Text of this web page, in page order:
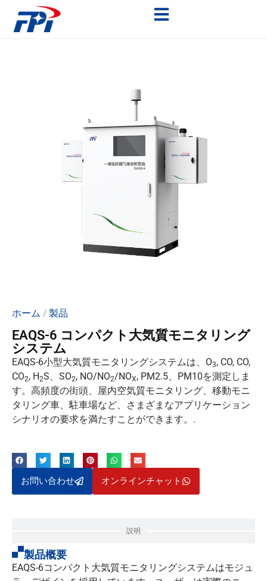
ホーム /製品
EAQS-6 コンパクト大気質モニタリング
システム
EAQS-6小型大気質モニタリングシステムは、O3, CO, CO,
CO2, H2S、SO2, NO/NO2/NOX, PM2.5、PM10を測定しま
す。高頻度の街頭、屋内空気質モニタリング、移動モニ
タリング車、駐車場など、さまざまなアプリケーション
シナリオの要求を満たすことができます。.
お問い合わせ オンラインチャット
説明
製品概要
EAQS-6コンパクト大気質モニタリングシステムはモジュ